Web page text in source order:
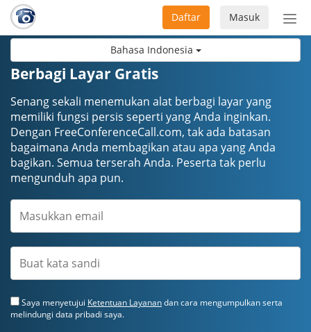
Bahasa Indonesia
Masuk
Daftar
Berbagi Layar Gratis
Senang sekali menemukan alat berbagi layar yang
memiliki fungsi persis seperti yang Anda inginkan.
Dengan FreeConferenceCall.com, tak ada batasan
bagaimana Anda membagikan atau apa yang Anda
bagikan. Semua terserah Anda. Peserta tak perlu
mengunduh apa pun.
Saya menyetujui Ketentuan Layanandan cara mengumpulkan serta
melindungi data pribadi saya.